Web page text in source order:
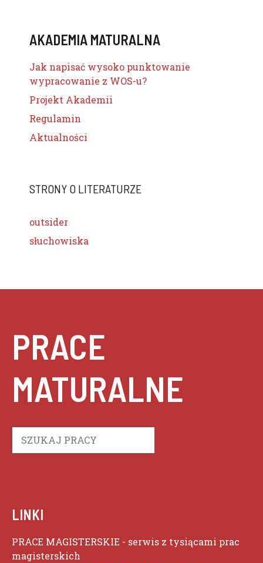
AKADEMIA MATURALNA
Jak napisać wysoko punktowanie
wypracowanie z WOS-u?
Projekt Akademii
Regulamin
Aktualności
STRONY O LITERATURZE
outsider
słuchowiska
PRACE
MATURALNE
LINKI
PRACE MAGISTERSKIE - serwis z tysiącami prac
magisterskich